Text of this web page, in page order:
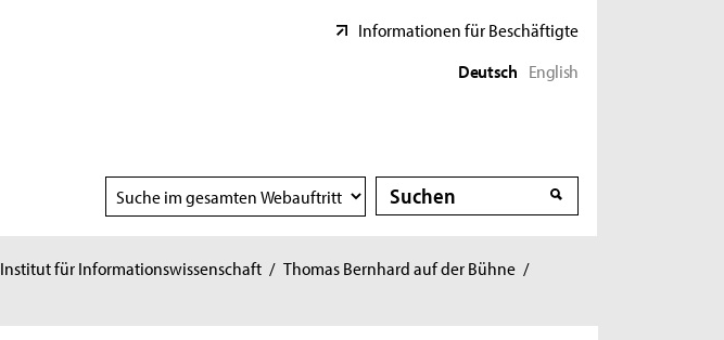
Informationen für Beschäftigte
Deutsch English
Suchbereich
wählen
Suche
Suche
Institut für Informationswissenschaft / Thomas Bernhard auf der Bühne /